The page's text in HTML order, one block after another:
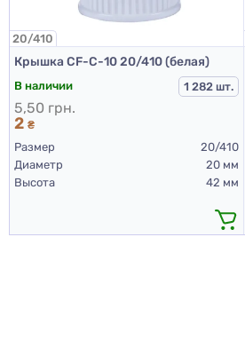
20/410
Крышка CF-C-10 20/410 (белая)
В наличии 1 282 шт.
5,50 грн.
2 ₴
Размер
20/410
Диаметр
20 мм
Высота
42 мм